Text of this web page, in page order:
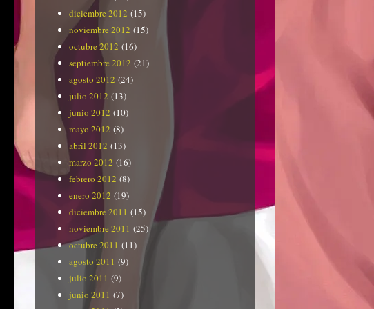
diciembre 2012 (15)
noviembre 2012 (15)
octubre 2012 (16)
septiembre 2012 (21)
agosto 2012 (24)
julio 2012 (13)
junio 2012 (10)
mayo 2012 (8)
abril 2012 (13)
marzo 2012 (16)
febrero 2012 (8)
enero 2012 (19)
diciembre 2011 (15)
noviembre 2011 (25)
octubre 2011 (11)
agosto 2011 (9)
julio 2011 (9)
junio 2011 (7)